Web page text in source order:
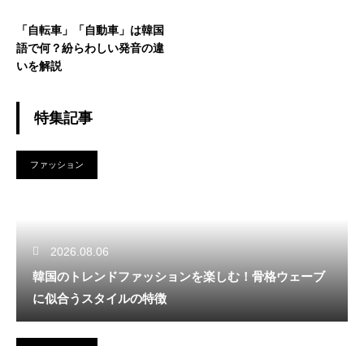
「自転車」「自動車」は韓国
語で何？紛らわしい発音の違
いを解説
特集記事
ファッション
2026.08.06
韓国のトレンドファッションを楽しむ！骨格ウェーブ
に似合うスタイルの特徴